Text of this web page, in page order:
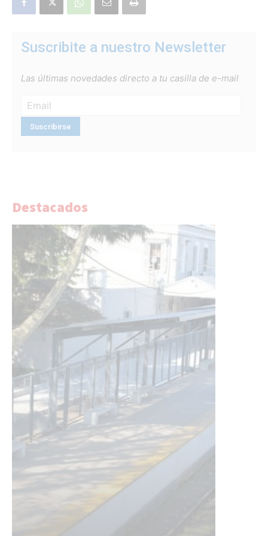
Suscribite a nuestro Newsletter
Las últimas novedades directo a tu casilla de e-mail
Destacados